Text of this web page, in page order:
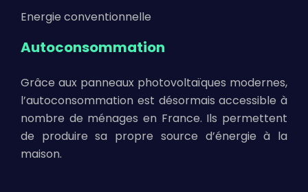
Energie conventionnelle
Autoconsommation
Grâce aux panneaux photovoltaïques modernes,
l’autoconsommation est désormais accessible à
nombre de ménages en France. Ils permettent
de produire sa propre source d’énergie à la
maison.